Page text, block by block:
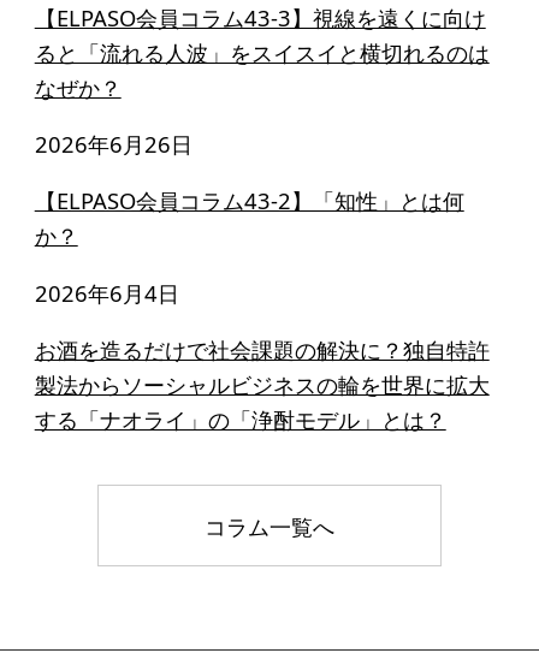
【ELPASO会員コラム43-3】視線を遠くに向け
ると「流れる人波」をスイスイと横切れるのは
なぜか？
2026年6月26日
【ELPASO会員コラム43-2】「知性」とは何
か？
2026年6月4日
お酒を造るだけで社会課題の解決に？独自特許
製法からソーシャルビジネスの輪を世界に拡大
する「ナオライ」の「浄酎モデル」とは？
コラム一覧へ